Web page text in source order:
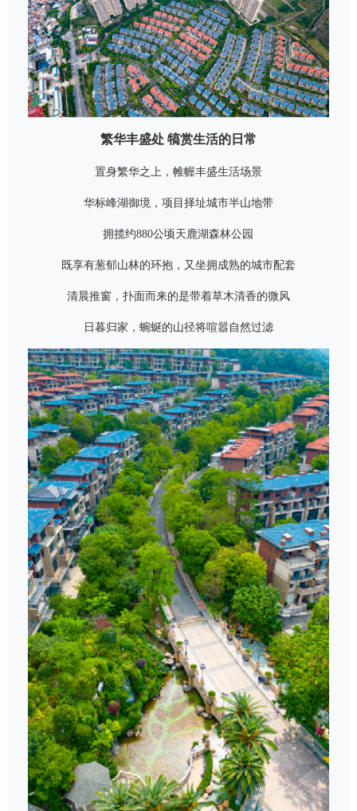
繁华丰盛处 犒赏生活的日常
置身繁华之上，帷幄丰盛生活场景
华标峰湖御境，项目择址城市半山地带
拥揽约880公顷天鹿湖森林公园
既享有葱郁山林的环抱，又坐拥成熟的城市配套
清晨推窗，扑面而来的是带着草木清香的微风
日暮归家，蜿蜒的山径将喧嚣自然过滤